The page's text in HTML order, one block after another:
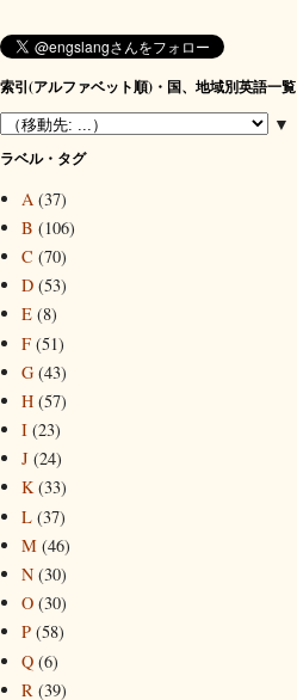
索引(アルファベット順)・国、地域別英語一覧
▼
ラベル・タグ
A (37)
B (106)
C (70)
D (53)
E (8)
F (51)
G (43)
H (57)
I (23)
J (24)
K (33)
L (37)
M (46)
N (30)
O (30)
P (58)
Q (6)
R (39)